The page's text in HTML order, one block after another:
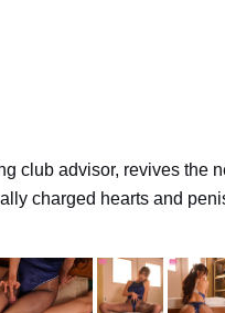
club advisor, revives
charged hearts and